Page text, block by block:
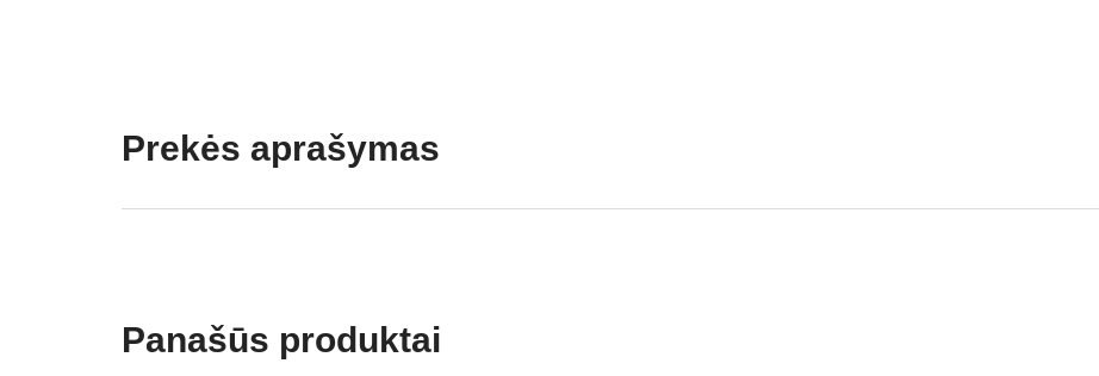
Prekės aprašymas
Panašūs produktai